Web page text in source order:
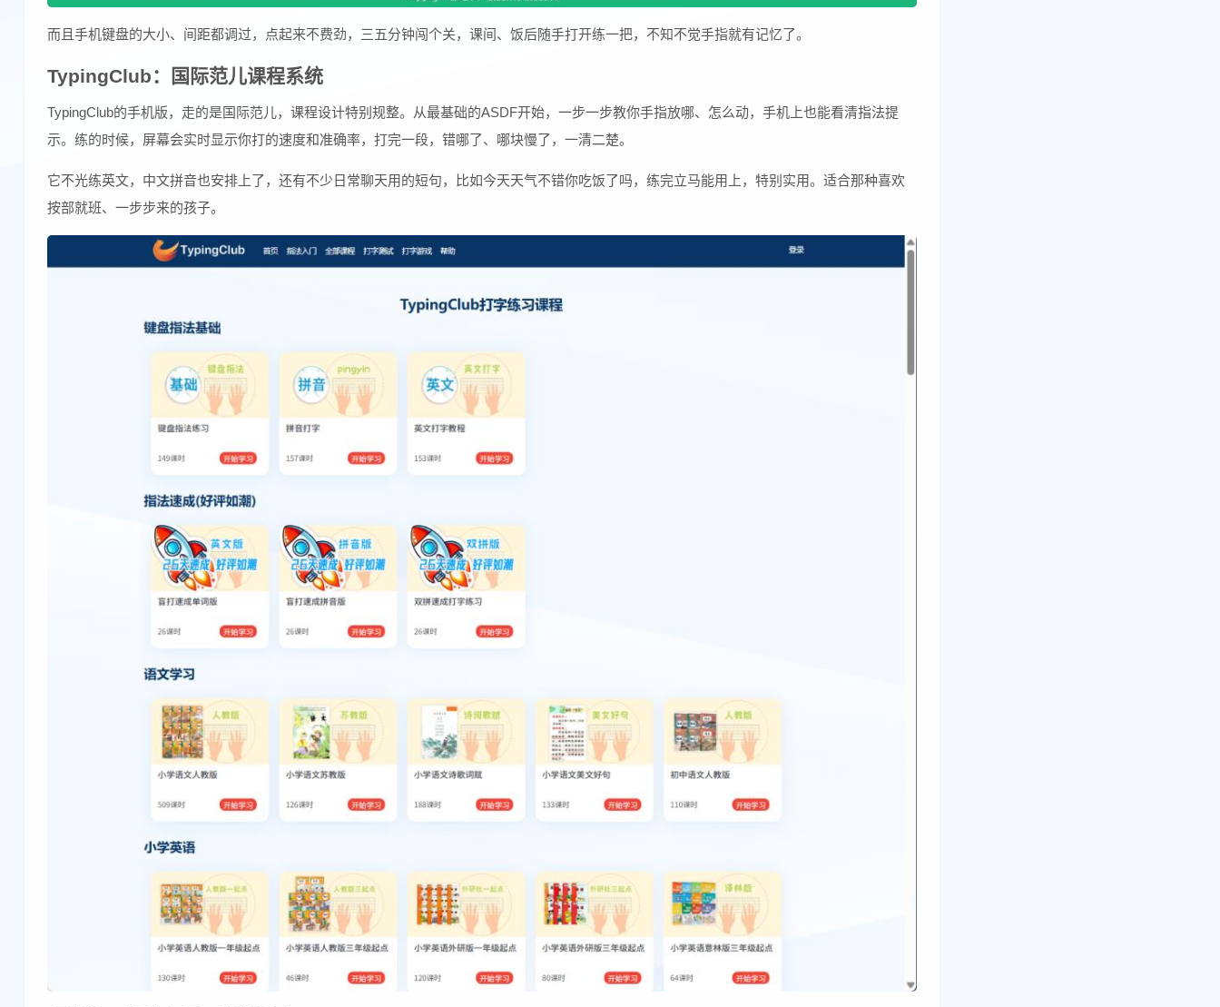
而且手机键盘的大小、间距都调过，点起来不费劲，三五分钟闯个关，课间、饭后随手打开练一把，不知不觉手指就有记忆了。
TypingClub：国际范儿课程系统
TypingClub的手机版，走的是国际范儿，课程设计特别规整。从最基础的ASDF开始，一步一步教你手指放哪、怎么动，手机上也能看清指法提
示。练的时候，屏幕会实时显示你打的速度和准确率，打完一段，错哪了、哪块慢了，一清二楚。
它不光练英文，中文拼音也安排上了，还有不少日常聊天用的短句，比如今天天气不错你吃饭了吗，练完立马能用上，特别实用。适合那种喜欢
按部就班、一步步来的孩子。